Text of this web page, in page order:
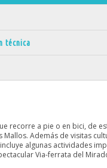
técnica
recorre a pie o en bici, de
Mallos. Además de visitas
algunas actividades
Via-ferrata del